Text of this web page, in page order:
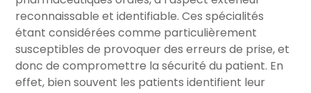
reconnaissable et identifiable. Ces spécialités
étant considérées comme particulièrement
susceptibles de provoquer des erreurs de prise, et
donc de compromettre la sécurité du patient. En
effet, bien souvent les patients identifient leur